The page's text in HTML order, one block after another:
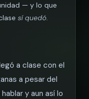
— y lo que
sí quedó.
a clase con el
a pesar del
y aun así lo